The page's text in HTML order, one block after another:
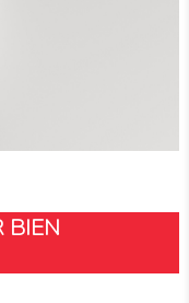
BIEN